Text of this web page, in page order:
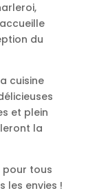
du
cuisine
et plein
la
pour tous
les envies !